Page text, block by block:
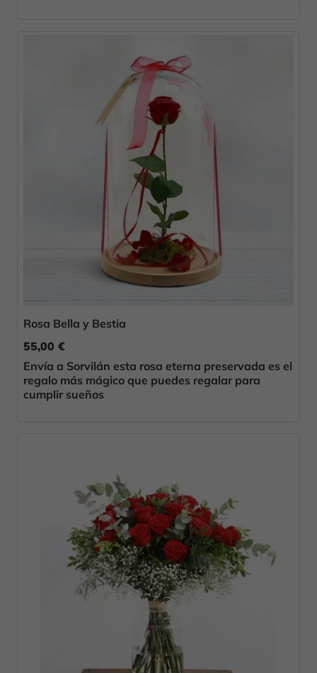
Rosa Bella y Bestia
55,00 €
Envía a Sorvilán esta rosa eterna preservada es el
regalo más mágico que puedes regalar para
cumplir sueños